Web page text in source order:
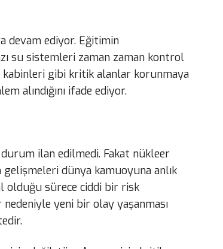
devam ediyor. Eğitimin
su sistemleri zaman zaman kontrol
kabinleri gibi kritik alanlar korunmaya
alındığını ifade ediyor.
ilan edilmedi. Fakat nükleer
dünya kamuoyuna anlık
olduğu sürece ciddi bir risk
yeni bir olay yaşanması